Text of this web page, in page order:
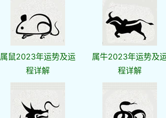
属鼠2023年运势及运
程详解
属牛2023年运势及
程详解